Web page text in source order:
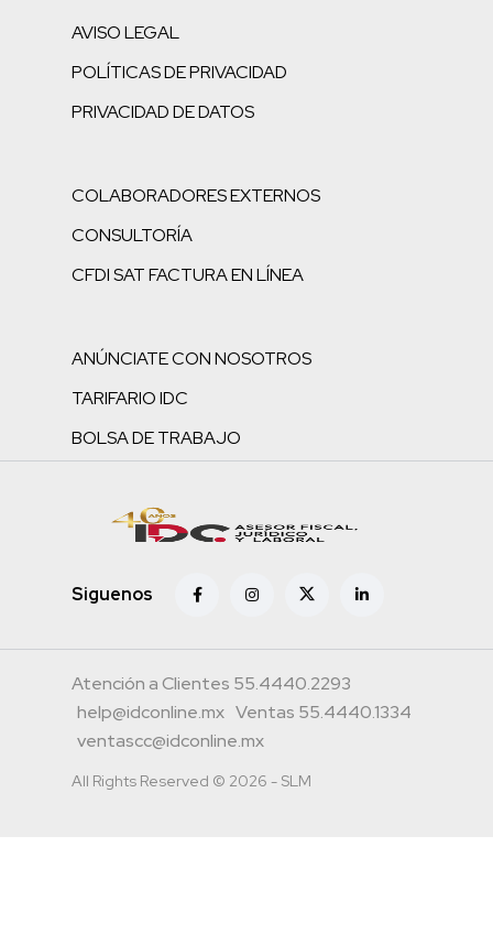
AVISO LEGAL
POLÍTICAS DE PRIVACIDAD
PRIVACIDAD DE DATOS
COLABORADORES EXTERNOS
CONSULTORÍA
CFDI SAT FACTURA EN LÍNEA
ANÚNCIATE CON NOSOTROS
TARIFARIO IDC
BOLSA DE TRABAJO
Siguenos
Atención a Clientes 55.4440.2293
help@idconline.mx Ventas 55.4440.1334
ventascc@idconline.mx
All Rights Reserved © 2026 - SLM